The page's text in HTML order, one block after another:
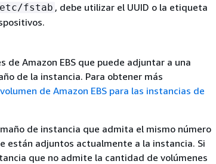
fstab , debe utilizar el UUID o la etiqueta
de Amazon EBS que puede adjuntar a una
de la instancia. Para obtener más
de Amazon EBS para las instancias de
de instancia que admita el mismo número
están adjuntos actualmente a la instancia. Si
que no admite la cantidad de volúmenes